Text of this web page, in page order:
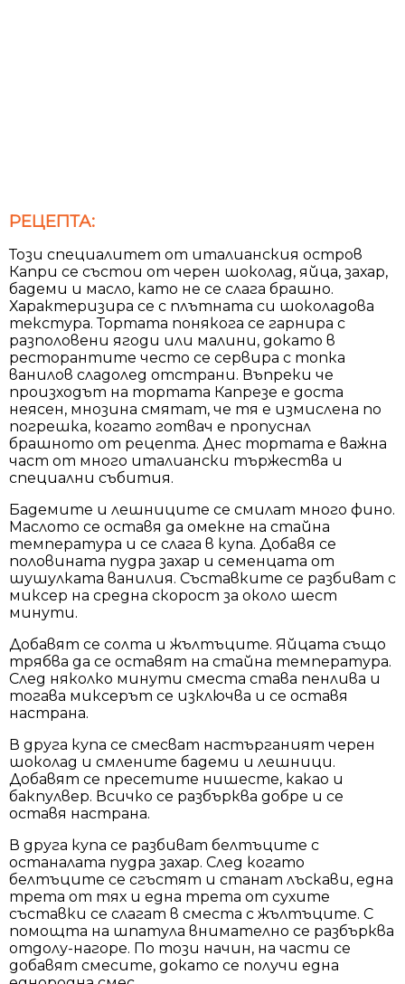
РЕЦЕПТА:
Този специалитет от италианския остров
Капри се състои от черен шоколад, яйца, захар,
бадеми и масло, като не се слага брашно.
Характеризира се с плътната си шоколадова
текстура. Тортата понякога се гарнира с
разполовени ягоди или малини, докато в
ресторантите често се сервира с топка
ванилов сладолед отстрани. Въпреки че
произходът на тортата Капрезе е доста
неясен, мнозина смятат, че тя е измислена по
погрешка, когато готвач е пропуснал
брашното от рецепта. Днес тортата е важна
част от много италиански тържества и
специални събития.
Бадемите и лешниците се смилат много фино.
Маслото се оставя да омекне на стайна
температура и се слага в купа. Добавя се
половината пудра захар и семенцата от
шушулката ванилия. Съставките се разбиват с
миксер на средна скорост за около шест
минути.
Добавят се солта и жълтъците. Яйцата също
трябва да се оставят на стайна температура.
След няколко минути сместа става пенлива и
тогава миксерът се изключва и се оставя
настрана.
В друга купа се смесват настърганият черен
шоколад и смлените бадеми и лешници.
Добавят се пресетите нишесте, какао и
бакпулвер. Всичко се разбърква добре и се
оставя настрана.
В друга купа се разбиват белтъците с
останалата пудра захар. След когато
белтъците се сгъстят и станат лъскави, една
трета от тях и една трета от сухите
съставки се слагат в сместа с жълтъците. С
помощта на шпатула внимателно се разбърква
отдолу-нагоре. По този начин, на части се
добавят смесите, докато се получи една